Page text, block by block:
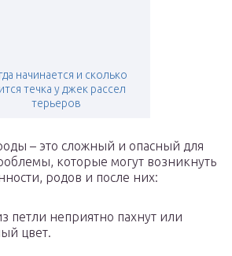
начинается и сколько
течка у джек рассел
терьеров
– это сложный и опасный для
которые могут возникнуть
родов и после них:
петли неприятно пахнут или
цвет.